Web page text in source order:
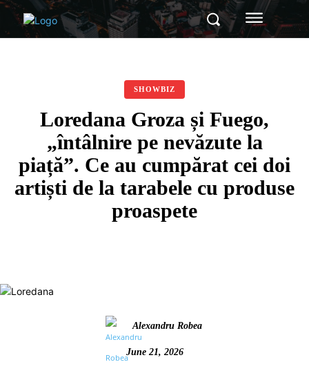
SHOWBIZ
Loredana Groza și Fuego,
„întâlnire pe nevăzute la
piață”. Ce au cumpărat cei doi
artiști de la tarabele cu produse
proaspete
Alexandru Robea
June 21, 2026